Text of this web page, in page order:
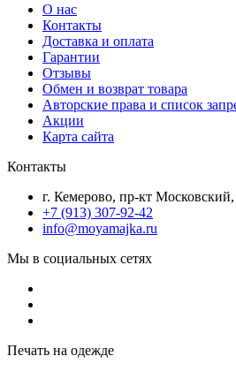
О нас
Контакты
Доставка и оплата
Гарантии
Отзывы
Обмен и возврат товара
Авторские права и список
Акции
Карта сайта
Контакты
г. Кемерово, пр-кт Московский,
+7 (913) 307-92-42
info@moyamajka.ru
Мы в социальных сетях
Печать на одежде